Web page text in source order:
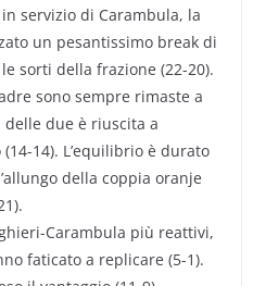
servizio di Carambula, la
un pesantissimo break di
sorti della frazione (22-20).
sono sempre rimaste a
delle due è riuscita a
14). L’equilibrio è durato
della coppia oranje
Carambula più reattivi,
faticato a replicare (5-1).